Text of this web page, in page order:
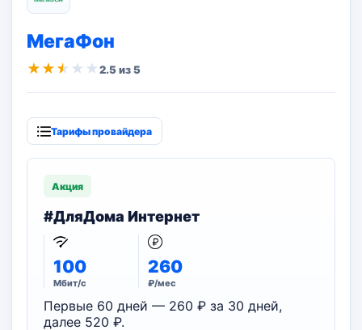
МегаФон
★ ★ ★ ★ ★2.5 из 5
Тарифы провайдера
Акция
#ДляДома Интернет
100
Мбит/с
260
₽/мес
Первые 60 дней — 260 ₽ за 30 дней,
далее 520 ₽.